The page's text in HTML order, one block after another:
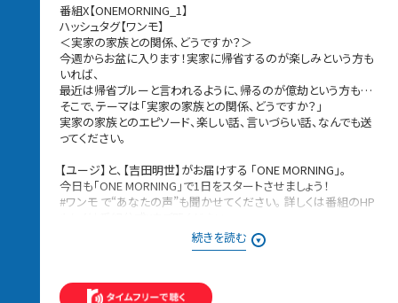
番組X【ONEMORNING_1】
ハッシュタグ【ワンモ】
＜実家の家族との関係、どうですか？＞
今週からお盆に入ります！実家に帰省するのが楽しみという方も
いれば、
最近は帰省ブルーと言われるように、帰るのが億劫という方も…
そこで、テーマは「実家の家族との関係、どうですか？」
実家の家族とのエピソード、楽しい話、言いづらい話、なんでも送
ってください。
【ユージ】と、【吉田明世】がお届けする 「ONE MORNING」。
今日も「ONE MORNING」で1日をスタートさせましょう！
#ワンモ で“あなたの声”も聞かせてください。 詳しくは番組のHP
選曲は、【 Best Hits Morning 】と題して、 朝に心地よい！1日のス
タートにピッタリな楽曲をセレクトしていきます。
待ちしています！！！
続きを読む